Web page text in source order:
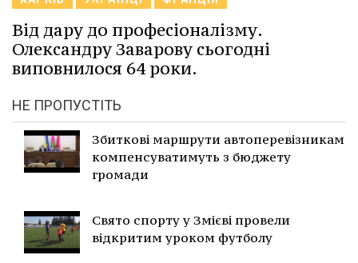
Від дару до професіоналізму.
Олександру Заварову сьогодні
виповнилося 64 роки.
НЕ ПРОПУСТІТЬ
Збиткові маршрути автоперевізникам
компенсуватимуть з бюджету
громади
Свято спорту у Змієві провели
відкритим уроком футболу